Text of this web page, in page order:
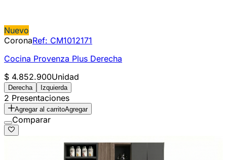
Nuevo
CoronaRef: CM1012171
Cocina Provenza Plus Derecha
$ 4.852.900Unidad
Derecha Izquierda
2 Presentaciones
Agregar al carritoAgregar
Comparar